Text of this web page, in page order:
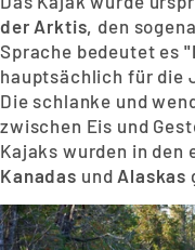
der Arktis, den
Sprache bedeutet es
hauptsächlich für die
Die schlanke und
zwischen Eis und
Kajaks wurden in den
Kanadas und Alaskas